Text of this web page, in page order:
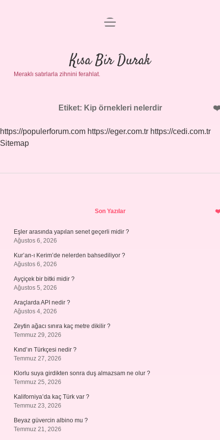
Anasayfa
Gizlilik Politikası
Yasal Uyarı
menüyü
Kısa Bir Durak
Meraklı satırlarla zihnini ferahlat.
Etiket: Kip örnekleri nelerdir
https://populerforum.com https://eger.com.tr https://cedi.com.tr
Sitemap
Son Yazılar
Eşler arasında yapılan senet geçerli midir ?
Ağustos 6, 2026
Kur’an-ı Kerim’de nelerden bahsediliyor ?
Ağustos 6, 2026
Ayçiçek bir bitki midir ?
Ağustos 5, 2026
Araçlarda API nedir ?
Ağustos 4, 2026
Zeytin ağacı sınıra kaç metre dikilir ?
Temmuz 29, 2026
Kınd’ın Türkçesi nedir ?
Temmuz 27, 2026
Klorlu suya girdikten sonra duş almazsam ne olur ?
Temmuz 25, 2026
Kaliforniya’da kaç Türk var ?
Temmuz 23, 2026
Beyaz güvercin albino mu ?
Temmuz 21, 2026